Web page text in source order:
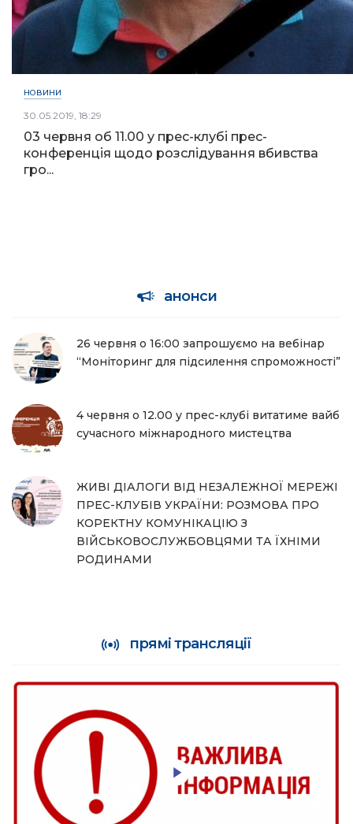
НОВИНИ
30.05.2019, 18:29
03 червня об 11.00 у прес-клубі прес-
конференція щодо розслідування вбивства
гро...
анонси
26 червня о 16:00 запрошуємо на вебінар
“Моніторинг для підсилення спроможності”
4 червня о 12.00 у прес-клубі витатиме вайб
сучасного міжнародного мистецтва
ЖИВІ ДІАЛОГИ ВІД НЕЗАЛЕЖНОЇ МЕРЕЖІ
ПРЕС-КЛУБІВ УКРАЇНИ: РОЗМОВА ПРО
КОРЕКТНУ КОМУНІКАЦІЮ З
ВІЙСЬКОВОСЛУЖБОВЦЯМИ ТА ЇХНІМИ
РОДИНАМИ
прямі трансляції